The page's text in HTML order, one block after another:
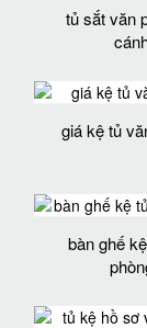
tủ sắt văn
giá kệ tủ
bàn ghế